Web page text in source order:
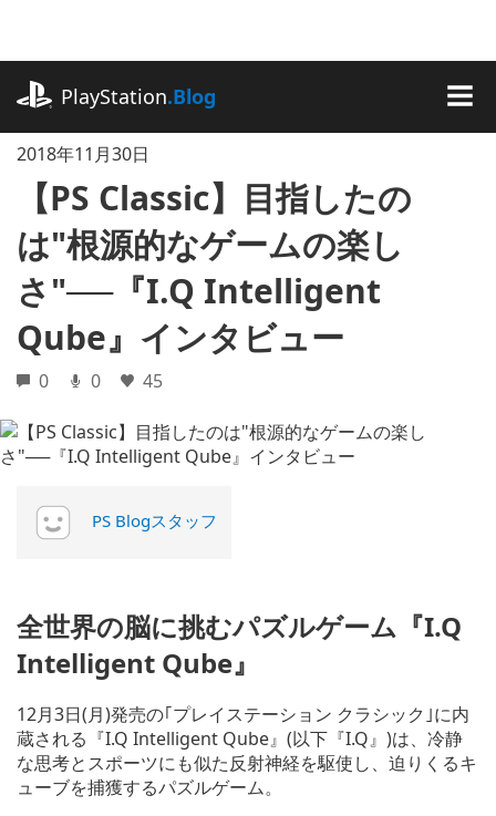
に
キ
ッ
プ
PlayStation.Blog
2018年11月30日
【PS Classic】目指したの
は"根源的なゲームの楽し
さ"──『I.Q Intelligent
Qube』インタビュー
0 0 45
PS Blogスタッフ
全世界の脳に挑むパズルゲーム『I.Q
Intelligent Qube』
12月3日(月)発売の｢プレイステーション クラシック｣に内
蔵される『I.Q Intelligent Qube』(以下『I.Q』)は、冷静
な思考とスポーツにも似た反射神経を駆使し、迫りくるキ
ューブを捕獲するパズルゲーム。